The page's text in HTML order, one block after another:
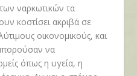
ναρκωτικών τα
κοστίσει ακριβά σε
οικονομικούς, και
να
όπως η υγεία, η